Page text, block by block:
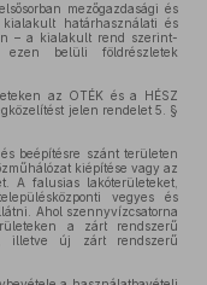
mezőgazdasági és
határhasználati és
– a kialakult rend szerint-
ezen belüli földrészletek
az OTÉK és a HÉSZ
jelen rendelet 5. §
beépítésre szánt területen
kiépítése vagy az
A falusias lakóterületeket,
vegyes és
Ahol szennyvízcsatorna
a zárt rendszerű
illetve új zárt rendszerű